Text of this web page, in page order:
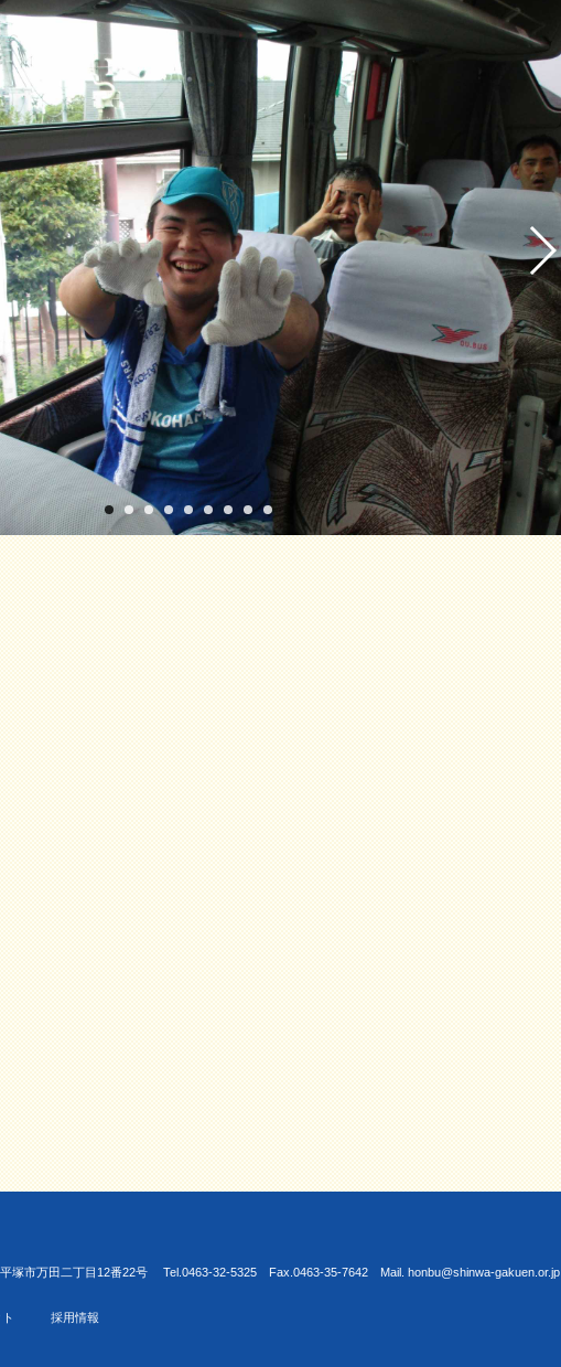
市万田二丁目12番22号 Tel.0463-32-5325 Fax.0463-35-7642 Mail. honbu@shinwa-gakuen.or.jp
採用情報